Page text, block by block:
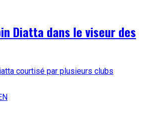
Diatta dans le viseur des